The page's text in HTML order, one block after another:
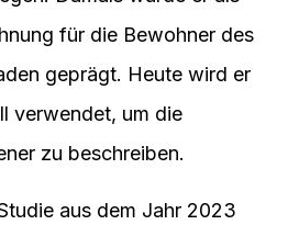
für die Bewohner des
geprägt. Heute wird er
verwendet, um die
zu beschreiben.
aus dem Jahr 2023